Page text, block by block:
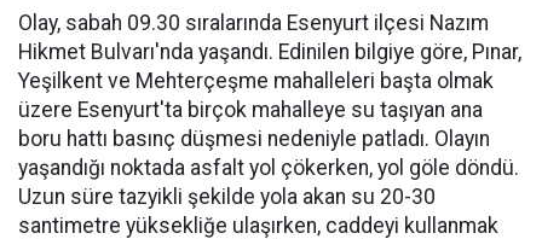
Olay, sabah 09.30 sıralarında Esenyurt ilçesi Nazım
Hikmet Bulvarı'nda yaşandı. Edinilen bilgiye göre, Pınar,
Yeşilkent ve Mehterçeşme mahalleleri başta olmak
üzere Esenyurt'ta birçok mahalleye su taşıyan ana
boru hattı basınç düşmesi nedeniyle patladı. Olayın
yaşandığı noktada asfalt yol çökerken, yol göle döndü.
Uzun süre tazyikli şekilde yola akan su 20-30
santimetre yüksekliğe ulaşırken, caddeyi kullanmak